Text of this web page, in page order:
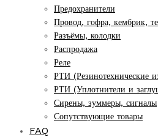
Предохранители
Провод, гофра, кембрик,
Разъёмы, колодки
Распродажа
Реле
РТИ (Резинотехнические
РТИ (Уплотнители и
Сирены, зуммеры, сигналы
Сопутствующие товары
FAQ